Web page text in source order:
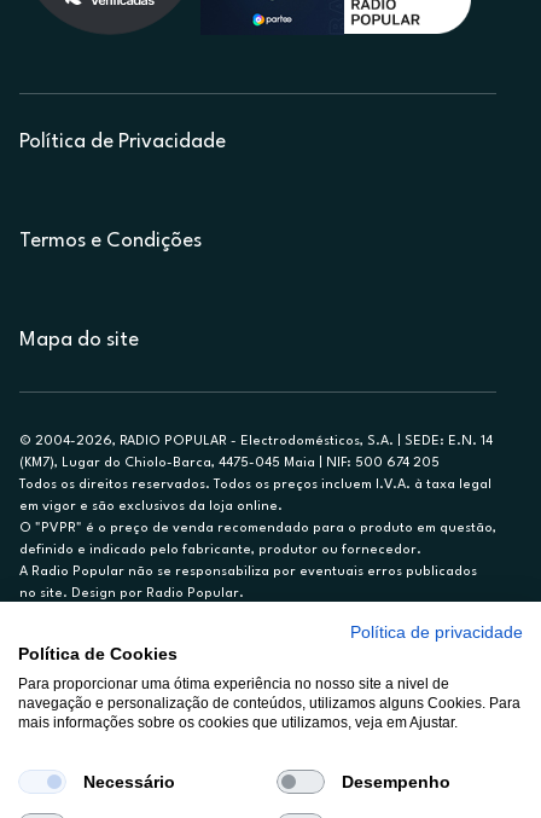
Política de Privacidade
Termos e Condições
Mapa do site
© 2004-2026, RADIO POPULAR - Electrodomésticos, S.A. | SEDE: E.N. 14
(KM7), Lugar do Chiolo-Barca, 4475-045 Maia | NIF: 500 674 205
Todos os direitos reservados. Todos os preços incluem I.V.A. à taxa legal
em vigor e são exclusivos da loja online.
O "PVPR" é o preço de venda recomendado para o produto em questão,
definido e indicado pelo fabricante, produtor ou fornecedor.
A Radio Popular não se responsabiliza por eventuais erros publicados
no site. Design por Radio Popular.
Ex. para limite de crédito de €1.500, reembolsado em 12 meses, TAN
14,79%.
Crédito sujeito a aprovação pelo Cetelem, marca BNP Paribas Personal
Finance, S.A., Sucursal em Portugal. Informe-se no 21 721 90 00 (dias
A Rádio Popular – Eletrodomésticos S.A. (Registo BdP848) atua como
intermediário de crédito a título acessório e com exclusividade (registo
BdP 2314.)
Política de privacidade
Política de Cookies
Para proporcionar uma ótima experiência no nosso site a nivel de
navegação e personalização de conteúdos, utilizamos alguns Cookies. Para
mais informações sobre os cookies que utilizamos, veja em Ajustar.
Necessário Desempenho